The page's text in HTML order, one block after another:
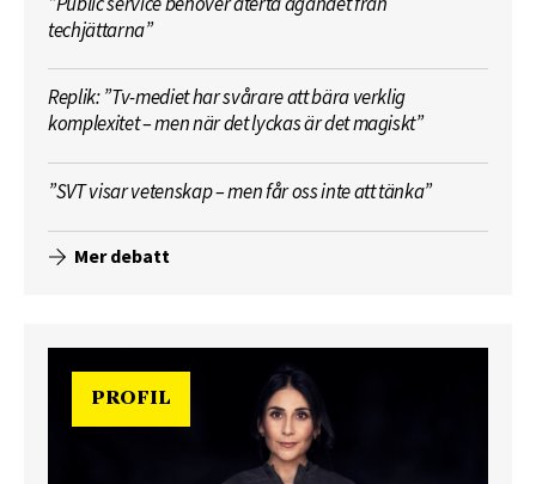
techjättarna”
Replik: ”Tv-mediet har svårare att bära verklig
komplexitet – men när det lyckas är det magiskt”
”SVT visar vetenskap – men får oss inte att tänka”
Mer debatt
PROFIL